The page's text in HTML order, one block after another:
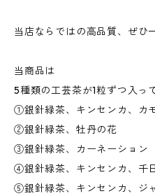
当店ならではの高品質、ぜひ
当商品は
5種類の工芸茶が1粒ずつ入っ
①銀針緑茶、キンセンカ、カ
②銀針緑茶、牡丹の花
③銀針緑茶、カーネーション
④銀針緑茶、キンセンカ、千
⑤銀針緑茶、キンセンカ、ジ